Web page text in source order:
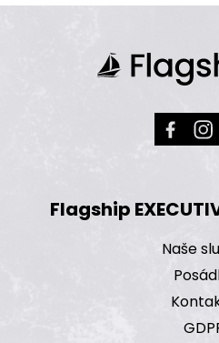
Flagship
Naše